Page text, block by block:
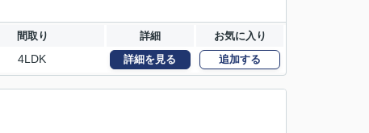
間取り 詳細 お気に入り
4LDK 詳細を見る 追加する